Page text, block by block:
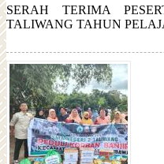
SERAH TERIMA
TALIWANG TAHUN